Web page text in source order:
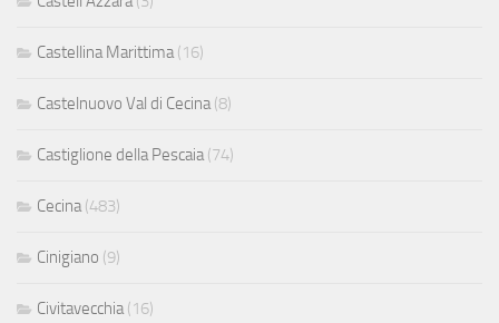
Castellina Marittima (16)
Castelnuovo Val di Cecina (8)
Castiglione della Pescaia (74)
Cecina (483)
Cinigiano (9)
Civitavecchia (16)